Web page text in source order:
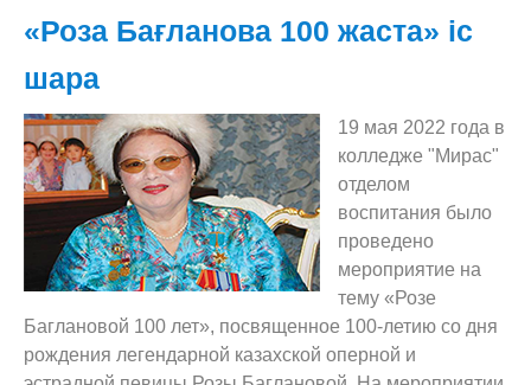
Видеообзор колледжа
«Роза Бағланова 100 жаста» іс
шара
19 мая 2022 года в
колледже "Мирас"
отделом
воспитания было
проведено
мероприятие на
тему «Розе
Баглановой 100 лет», посвященное 100-летию со дня
рождения легендарной казахской оперной и